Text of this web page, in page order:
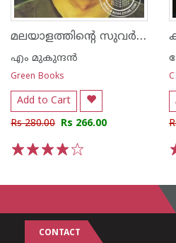
മലയാളത്തിന്റെ സുവര്‍ണ്ണ കഥകള്‍ എം മുകുന്ദന്‍
എം മുകുന്ദ‌ന്‍
Green Books
Add to Cart
Rs 280.00 Rs 266.00
CONTACT